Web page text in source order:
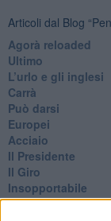
Articoli dal Blog
​Agorà reloaded
Ultimo
​L’urlo e gli inglesi
Carrà
Può darsi
Europei
Acciaio
Il Presidente
​Il Giro
Insopportabile
​Mentre